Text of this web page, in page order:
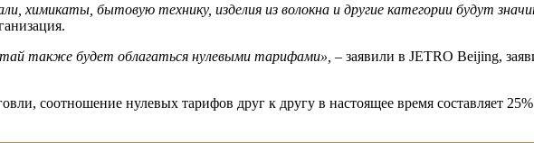
химикаты, бытовую технику, изделия из волокна и другие категории будут
также будет облагаться нулевыми тарифами», – заявили в JETRO Beijing,
соотношение нулевых тарифов друг к другу в настоящее время составляет